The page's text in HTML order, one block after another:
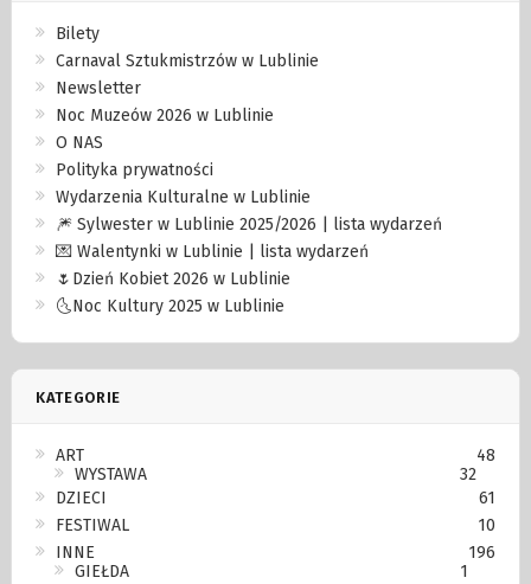
Bilety
Carnaval Sztukmistrzów w Lublinie
Newsletter
Noc Muzeów 2026 w Lublinie
O NAS
Polityka prywatności
Wydarzenia Kulturalne w Lublinie
🎆 Sylwester w Lublinie 2025/2026 | lista wydarzeń
💌 Walentynki w Lublinie | lista wydarzeń
🌷Dzień Kobiet 2026 w Lublinie
🌜Noc Kultury 2025 w Lublinie
KATEGORIE
ART
48
WYSTAWA
32
DZIECI
61
FESTIWAL
10
INNE
196
GIEŁDA
1